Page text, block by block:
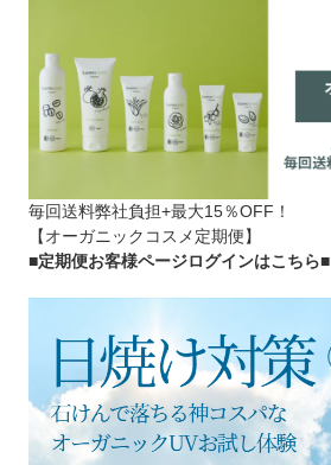
毎回送料弊社負担+最大15％OFF！
【オーガニックコスメ定期便】
■定期便お客様ページログインはこちら■